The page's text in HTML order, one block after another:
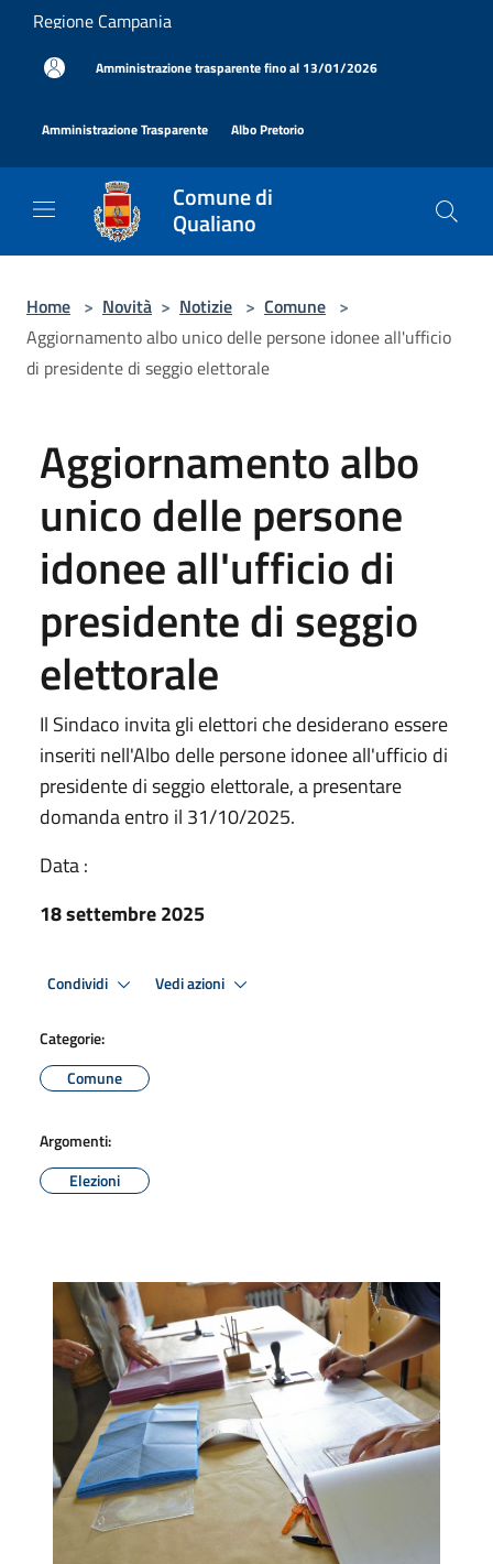
Salta al contenuto principale
Regione Campania
Amministrazione trasparente fino al 13/01/2026
Amministrazione Trasparente Albo Pretorio
Comune di
Qualiano
Home > Novità > Notizie > Comune >
Aggiornamento albo unico delle persone idonee all'ufficio
di presidente di seggio elettorale
Aggiornamento albo
unico delle persone
idonee all'ufficio di
presidente di seggio
elettorale
Il Sindaco invita gli elettori che desiderano essere
inseriti nell'Albo delle persone idonee all'ufficio di
presidente di seggio elettorale, a presentare
domanda entro il 31/10/2025.
Data :
18 settembre 2025
Condividi Vedi azioni
Categorie:
Comune
Argomenti:
Elezioni